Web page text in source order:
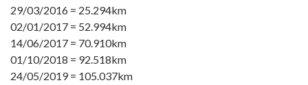
29/03/2016 = 25.294km
02/01/2017 = 52.994km
14/06/2017 = 70.910km
01/10/2018 = 92.518km
24/05/2019 = 105.037km